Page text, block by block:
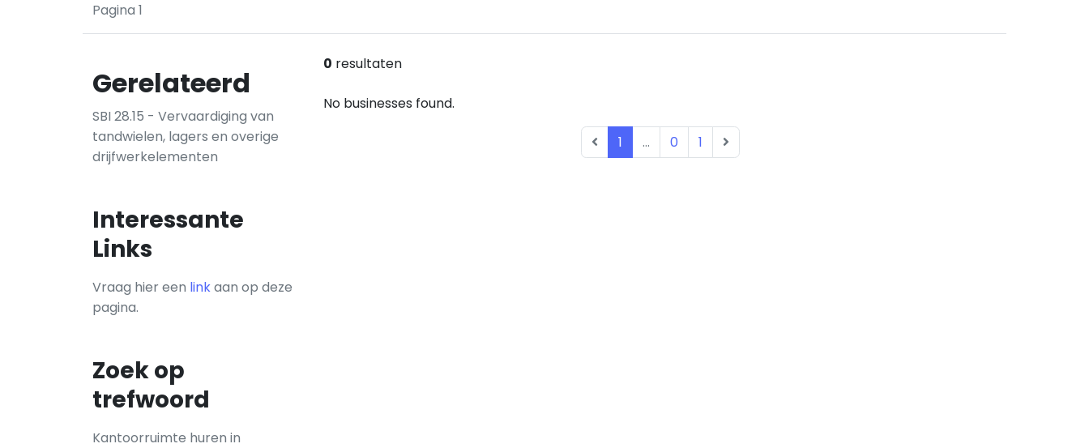
Pagina 1
Gerelateerd
SBI 28.15 - Vervaardiging van
tandwielen, lagers en overige
drijfwerkelementen
Interessante
Links
Vraag hier een linkaan op deze
pagina.
Zoek op
trefwoord
Kantoorruimte huren in
0 resultaten
No businesses found.
1 ... 0 1